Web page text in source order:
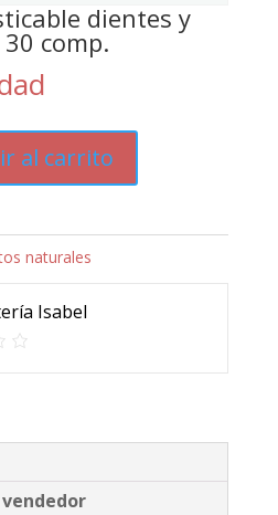
dientes y
comp.
al carrito
naturales
Isabel